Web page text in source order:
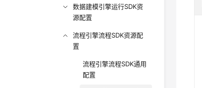
数据建模引擎运行SDK资
源配置
流程引擎流程SDK资源配
置
流程引擎流程SDK通用
配置